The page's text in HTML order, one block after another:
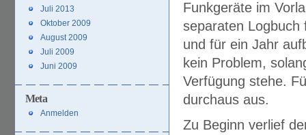
Funkgeräte im
separaten
und für ein Jahr
kein Problem,
Verfügung stehe.
durchaus aus.
Zu Beginn verlief
Juli 2013
Oktober 2009
August 2009
Juli 2009
Juni 2009
Meta
Anmelden